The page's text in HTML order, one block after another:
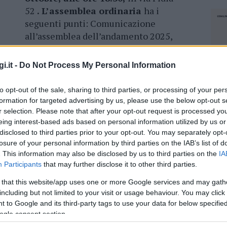
- Do Not Process My Personal Information
opt-out of the sale, sharing to third parties, or processing of your
for targeted advertising by us, please use the below opt-out
selection. Please note that after your opt-out request is processed
interest-based ads based on personal information utilized by us
to third parties prior to your opt-out. You may separately
of your personal information by third parties on the IAB’s list of
This information may also be disclosed by us to third parties on the
Participants that may further disclose it to other third parties.
that this website/app uses one or more Google services and may
but not limited to your visit or usage behaviour. You may
to Google and its third-party tags to use your data for below
consent section.
52 . L’assemblea ordinaria ha i
seguenti punti: Comunicazione
all’assemblea dell’andamento 2025,
Cambio sede legale, Comunicazione
all’assemblea della previsione spesa
puntualmente, data l’importanza degli
è possibile farsi rappresentare da altro
quanto previsto dallo statuto sociale.
cliccandoqui